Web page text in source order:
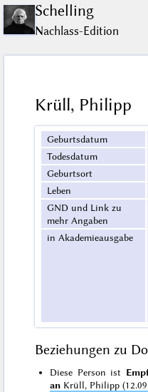
Schelling
Nachlass-Edition
Krüll, Philipp
Geburtsdatum
Todesdatum
Geburtsort
Leben
GND und Link zu
mehr Angaben
in Akademieausgabe
Beziehungen zu
Diese Person ist
an Krüll, Philipp